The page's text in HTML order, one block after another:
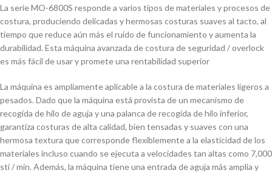
La serie MO-6800S responde a varios tipos de materiales y procesos de
costura, produciendo delicadas y hermosas costuras suaves al tacto, al
tiempo que reduce aún más el ruido de funcionamiento y aumenta la
durabilidad. Esta máquina avanzada de costura de seguridad / overlock
es más fácil de usar y promete una rentabilidad superior
La máquina es ampliamente aplicable a la costura de materiales ligeros a
pesados. Dado que la máquina está provista de un mecanismo de
recogida de hilo de aguja y una palanca de recogida de hilo inferior,
garantiza costuras de alta calidad, bien tensadas y suaves con una
hermosa textura que corresponde flexiblemente a la elasticidad de los
materiales incluso cuando se ejecuta a velocidades tan altas como 7,000
sti / min. Además, la máquina tiene una entrada de aguja más amplia y